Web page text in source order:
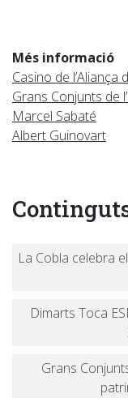
Més informació
Casino de l’Aliança
Grans Conjunts de
Marcel Sabaté
Albert Guinovart
La Cobla celebra
Dimarts Toca
Grans